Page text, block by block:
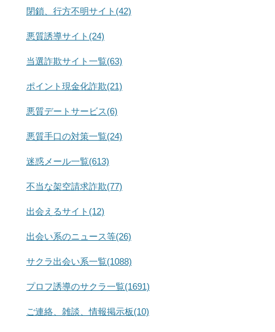
閉鎖、行方不明サイト(42)
悪質誘導サイト(24)
当選詐欺サイト一覧(63)
ポイント現金化詐欺(21)
悪質デートサービス(6)
悪質手口の対策一覧(24)
迷惑メール一覧(613)
不当な架空請求詐欺(77)
出会えるサイト(12)
出会い系のニュース等(26)
サクラ出会い系一覧(1088)
プロフ誘導のサクラ一覧(1691)
ご連絡、雑談、情報掲示板(10)